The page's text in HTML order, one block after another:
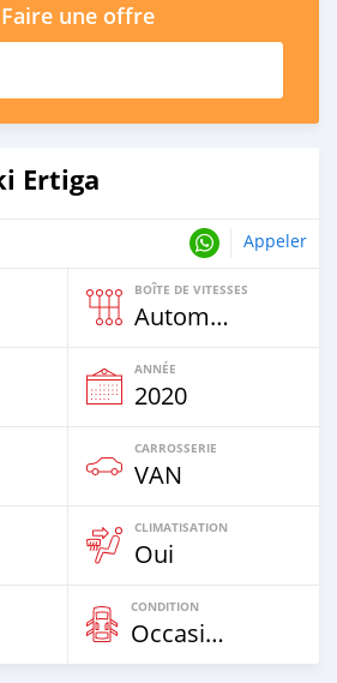
Faire une offre
Ertiga
Appeler
BOÎTE DE VITESSES
Automatique
ANNÉE
2020
CARROSSERIE
VAN
CLIMATISATION
Oui
CONDITION
Occasion